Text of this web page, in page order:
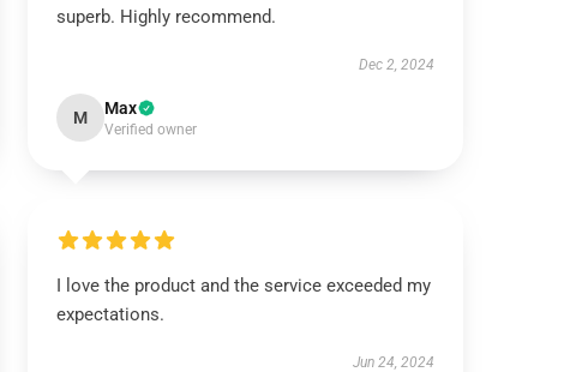
superb. Highly recommend.
Dec 2, 2024
M Max
Verified owner
I love the product and the service exceeded my
expectations.
Jun 24, 2024